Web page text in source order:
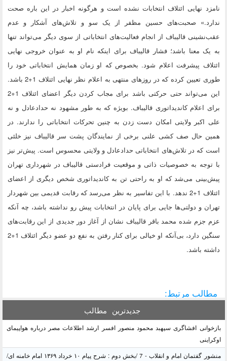
نامزد نهایی ائتلاف انتخابات نشده است و هرگونه اخبار در این باره صحت
ندارد.» صحبت‌های حسین مظفر از یک سو و تلاش‌های آشکار و عدم
عقب‌نشینی قالیباف از انجام فعالیت‌های انتخاباتی از سوی دیگر می‌تواند تنها
به یک معنا باشد؛ فشار قالیباف برای اینکه نام او به عنوان خروجی نهایی
ائتلاف پیشرفت اعلام شود. بخصوص که او زمان همایش انتخاباتی خود را
طوری تعیین کرده که در روزهای منتهی به اعلام نظر نهایی ائتلاف 1+2 باشد.
این می‌تواند حتی حرکتی باشد برای مجاب کردن دیگر اعضای ائتلاف 1+2
برای اعلام کاندیداتوری قالیباف. بویژه که به طور مشهود نه حدادعادل و نه
علی اکبر ولایتی امکان دست زدن به چنین تحرکات انتخاباتی را ندارند. در
همین حال صف کشی علنی برخی از نمایندگان پشت سر قالیباف نیز خلئی
است که در تلاش‌های انتخاباتی حدادعادل و ولایتی محسوس است. پیش‌تر نیز
با توجه به خصوصیات ذاتی و موقعیت فرادستی قالیباف در شهرداری تهران
پیش‌بینی می‌شد که او به راحتی تن به کاندیداتوری شخص دیگری از اعضای
ائتلاف 1+2 ندهد. با این تفاسیر به نظر می‌رسد که رقابت قدیمی بین شهردار
تهران و دولتی‌ها جایی برای پایان در انتخابات پیش رو نداشته باشد، چه آنکه
عزم جزم شده محمد باقر قالیباف نشان از آغاز دور جدیدی از این رقابت‌های
سنگین دارد، بی‌آنکه او خیالی برای کنار رفتن به نفع دو عضو دیگر ائتلاف 1+2
داشته باشد.
مطالب مرتبط:
جدیدترین مطالب
بازخوانی افشاگری سپهبد محمود منصور افسر ارشد اطلاعات مصر درباره هواپیمای
اوکراینی
منشور گفتمان امام و انقلاب - 7 /بخش دوم : شرح پیام ۱۰ خرداد ۱۳۶۹ امام خامنه ای/